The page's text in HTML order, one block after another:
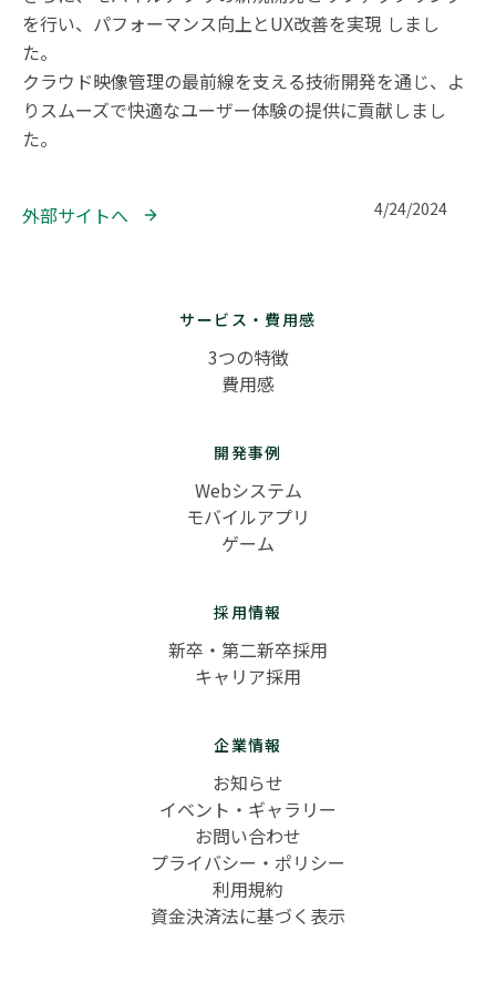
を行い、パフォーマンス向上とUX改善を実現 しまし
た。
クラウド映像管理の最前線を支える技術開発を通じ、よ
りスムーズで快適なユーザー体験の提供に貢献しまし
た。
外部サイトへ 4/24/2024
サービス・費用感
3つの特徴
費用感
開発事例
Webシステム
モバイルアプリ
ゲーム
採用情報
新卒・第二新卒採用
キャリア採用
企業情報
お知らせ
イベント・ギャラリー
お問い合わせ
プライバシー・ポリシー
利用規約
資金決済法に基づく表示